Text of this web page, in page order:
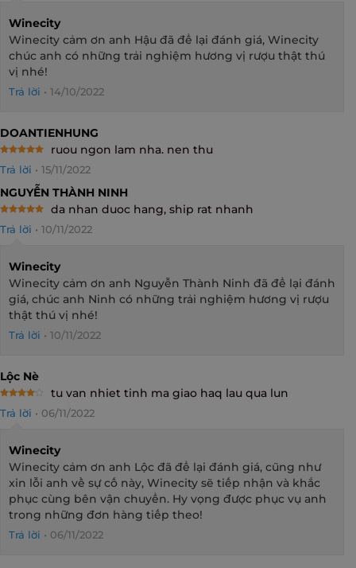
Winecity
Winecity cảm ơn anh Hậu đã để lại đánh giá, Winecity
chúc anh có những trải nghiệm hương vị rượu thật thú
vị nhé!
Trả lời • 14/10/2022
DOANTIENHUNG
out of 5
ruou ngon lam nha. nen thu
Trả lời • 15/11/2022
NGUYỄN THÀNH NINH
out of 5
da nhan duoc hang, ship rat nhanh
Trả lời • 10/11/2022
Winecity
Winecity cảm ơn anh Nguyễn Thành Ninh đã để lại đánh
giá, chúc anh Ninh có những trải nghiệm hương vị rượu
thật thú vị nhé!
Trả lời • 10/11/2022
Lộc Nè
out of 5
tu van nhiet tinh ma giao haq lau qua lun
Trả lời • 06/11/2022
Winecity
Winecity cảm ơn anh Lộc đã để lại đánh giá, cũng như
xin lỗi anh về sự cố này, Winecity sẽ tiếp nhận và khắc
phục cùng bên vận chuyển. Hy vọng được phục vụ anh
trong những đơn hàng tiếp theo!
Trả lời • 06/11/2022